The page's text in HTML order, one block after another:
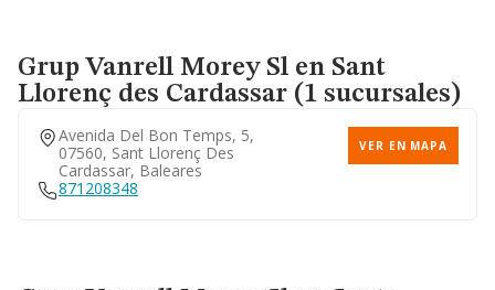
Grup Vanrell Morey Sl en Sant
Llorenç des Cardassar (1 sucursales)
Avenida Del Bon Temps, 5,
07560, Sant Llorenç Des
Cardassar, Baleares
VER EN MAPA
871208348